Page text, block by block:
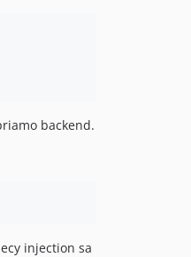
backend.
injection sa